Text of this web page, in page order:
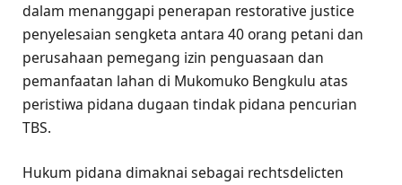
dalam menanggapi penerapan restorative justice
penyelesaian sengketa antara 40 orang petani dan
perusahaan pemegang izin penguasaan dan
pemanfaatan lahan di Mukomuko Bengkulu atas
peristiwa pidana dugaan tindak pidana pencurian
TBS.
Hukum pidana dimaknai sebagai rechtsdelicten